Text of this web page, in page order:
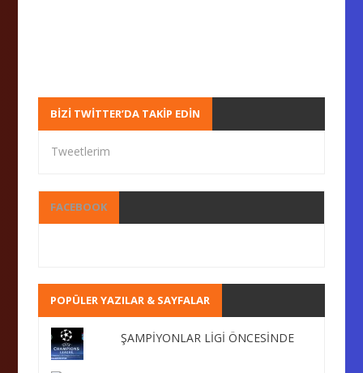
BIZI TWITTER’DA TAKIP EDIN
Tweetlerim
FACEBOOK
POPÜLER YAZILAR & SAYFALAR
ŞAMPİYONLAR LİGİ ÖNCESİNDE